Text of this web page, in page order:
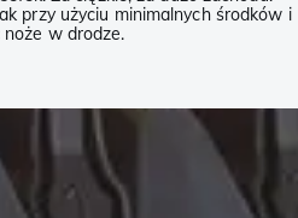
przy użyciu minimalnych środków i
w drodze.